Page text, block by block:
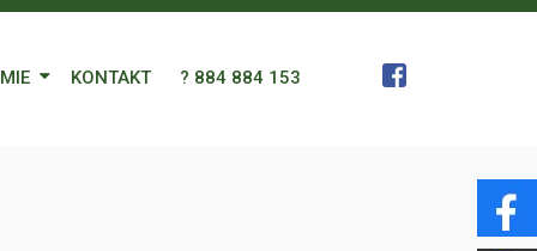
KONTAKT ? 884 884 153